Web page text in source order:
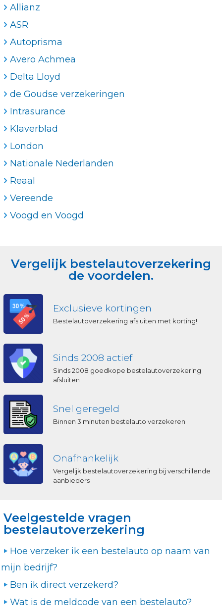
Allianz
ASR
Autoprisma
Avero Achmea
Delta Lloyd
de Goudse verzekeringen
Intrasurance
Klaverblad
London
Nationale Nederlanden
Reaal
Vereende
Voogd en Voogd
Vergelijk bestelautoverzekering
de voordelen.
Exclusieve kortingen
Bestelautoverzekering afsluiten met korting!
Sinds 2008 actief
Sinds 2008 goedkope bestelautoverzekering
afsluiten
Snel geregeld
Binnen 3 minuten bestelauto verzekeren
Onafhankelijk
Vergelijk bestelautoverzekering bij verschillende
aanbieders
Veelgestelde vragen
bestelautoverzekering
Hoe verzeker ik een bestelauto op naam van
mijn bedrijf?
Ben ik direct verzekerd?
Wat is de meldcode van een bestelauto?